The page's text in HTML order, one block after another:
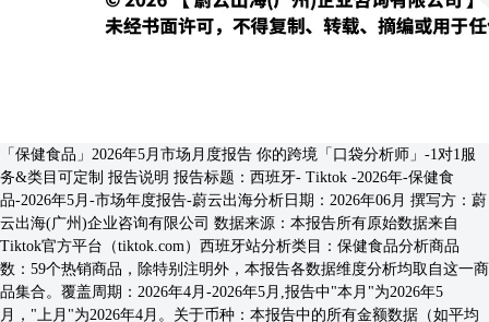
「保健⻝品」2026年5⽉市场⽉度报告 你的跨境「口袋分析师」-1对1服
务&类目可定制 报告说明 报告标题：西班⽛- Tiktok -2026年-保健⻝
品-2026年5⽉-市场年度报告-蔚云出海分析⽇期：2026年06月 撰写⽅：蔚
云出海(⼴州)企业咨询有限公司 数据来源：本报告所有原始数据来⾃
Tiktok官⽅平台（tiktok.com）西班⽛站分析类⽬：保健食品分析商品
数：59个热销商品，除特别注明外，本报告各数据维度分析均取⾃这⼀商
品集合。覆盖周期：2026年4⽉-2026年5⽉,报告中"本⽉"为2026年5
月，"上月"为2026年4月。关于币种：本报告中的所有⾦额数据（如平均